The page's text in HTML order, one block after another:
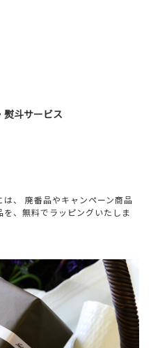
熨斗サービス
、 廃番品やキャンペーン商品
を、無料でラッピングいたしま